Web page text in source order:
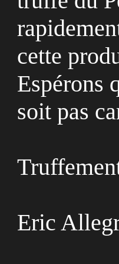
cette
Espérons
soit pas
Eric